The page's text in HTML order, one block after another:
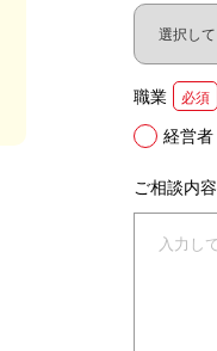
職業 必須
経営者
ご相談内容